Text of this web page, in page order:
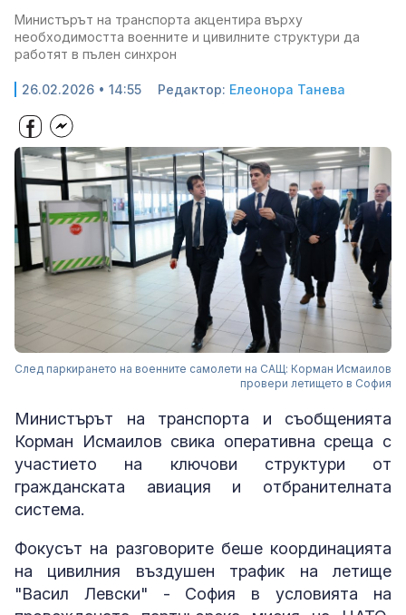
Министърът на транспорта акцентира върху
необходимостта военните и цивилните структури да
работят в пълен синхрон
26.02.2026 • 14:55 Редактор: Елеонора Танева
След паркирането на военните самолети на САЩ: Корман Исмаилов
провери летището в София
Министърът на транспорта и съобщенията
Корман Исмаилов свика оперативна среща с
участието на ключови структури от
гражданската авиация и отбранителната
система.
Фокусът на разговорите беше координацията
на цивилния въздушен трафик на летище
"Васил Левски" - София в условията на